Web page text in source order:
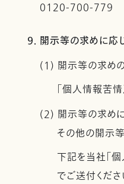
0120-700-779
9. 開示等の求めに応
(1) 開示等の求め
「個人情報苦
(2) 開示等の求め
その他の開示
下記を当社「
でご送付くだ